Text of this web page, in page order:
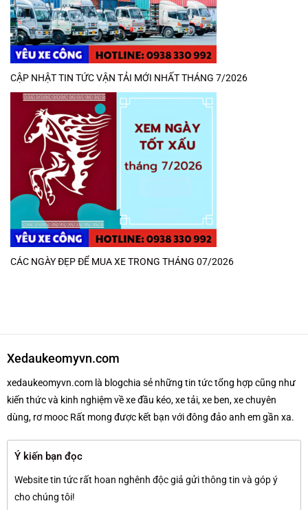
CẬP NHẬT TIN TỨC VẬN TẢI MỚI NHẤT THÁNG 7/2026
CÁC NGÀY ĐẸP ĐỂ MUA XE TRONG THÁNG 07/2026
Xedaukeomyvn.com
xedaukeomyvn.com là blogchia sẻ những tin tức tổng hợp cũng như
kiến thức và kinh nghiệm về xe đầu kéo, xe tải, xe ben, xe chuyên
dùng, rơ mooc Rất mong được kết bạn với đông đảo anh em gần xa.
Ý kiến bạn đọc
Website tin tức rất hoan nghênh độc giả gửi thông tin và góp ý
cho chúng tôi!